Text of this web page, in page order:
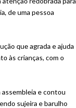
de uma pessoa
que agrada e ajuda
às crianças, com o
assembleia e contou
sujeira e barulho